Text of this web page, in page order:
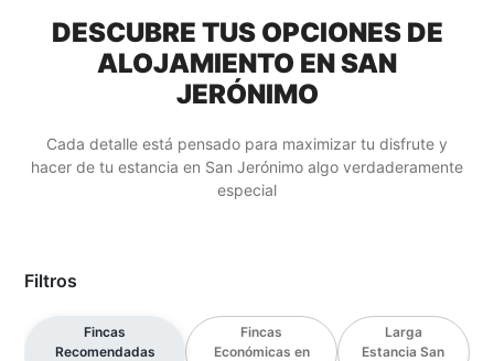
DESCUBRE TUS OPCIONES DE
ALOJAMIENTO EN SAN
JERÓNIMO
Cada detalle está pensado para maximizar tu disfrute y
hacer de tu estancia en San Jerónimo algo verdaderamente
especial
Filtros
Fincas
Recomendadas
Fincas
Económicas en
Larga
Estancia San